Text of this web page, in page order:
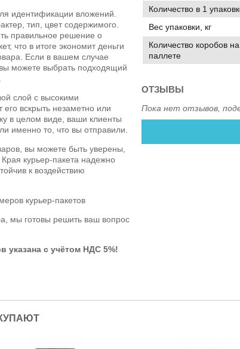
идентификации вложений.
тип, цвет содержимого.
правильное решение о
что в итоге экономит деньги
Если в вашем случае
можете выбрать подходящий
слой с высокими
его вскрыть незаметно или
в целом виде, ваши клиенты
именно то, что вы отправили.
вы можете быть уверены,
курьер-пакета надежно
к воздействию
курьер-пакетов
мы готовы решить ваш вопрос
указана с учётом НДС 5%!
Количество в 1
Вес упаковки, кг
Количество коробов на
паллете
ОТЗЫВЫ
Пока нет отзывов,